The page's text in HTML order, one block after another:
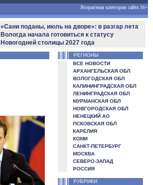
Возрастная категория сайта 16+
«Сани поданы, июль на дворе»: в разгар лета
Вологда начала готовиться к статусу
Новогодней столицы 2027 года
РЕГИОНЫ
ВСЕ НОВОСТИ
АРХАНГЕЛЬСКАЯ ОБЛ
ВОЛОГОДСКАЯ ОБЛ
КАЛИНИНГРАДСКАЯ ОБЛ
ЛЕНИНГРАДСКАЯ ОБЛ
МУРМАНСКАЯ ОБЛ
НОВГОРОДСКАЯ ОБЛ
НЕНЕЦКИЙ АО
ПСКОВСКАЯ ОБЛ
КАРЕЛИЯ
КОМИ
САНКТ-ПЕТЕРБУРГ
МОСКВА
СЕВЕРО-ЗАПАД
РОССИЯ
РУБРИКИ